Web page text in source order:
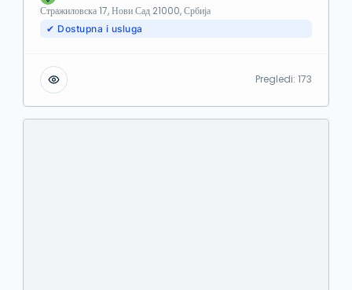
Стражиловска 17, Нови Сад 21000, Србија
✔ Dostupna i usluga
Pregledi: 173